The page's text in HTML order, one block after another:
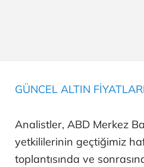
GÜNCEL ALTIN
Analistler, ABD Merkez
yetkililerinin geçtiğimiz
toplantısında ve